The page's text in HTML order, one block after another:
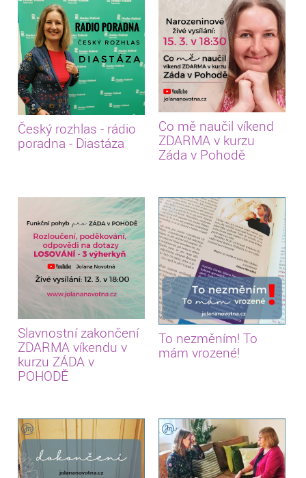
Český rozhlas - rádio
poradna - Diastáza
Co mě naučil víkend
ZDARMA v kurzu
Záda v Pohodě
Slavnostní zakončení
ZDARMA víkendu v
kurzu ZÁDA v
POHODĚ
To nezměním! To
mám vrozené!